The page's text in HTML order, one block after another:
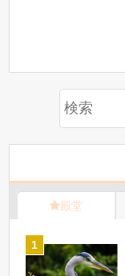
殿堂